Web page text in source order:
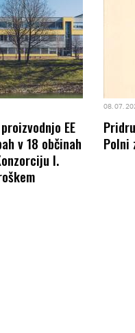
EE
v 18 občinah
I.
08. 07.
Polni